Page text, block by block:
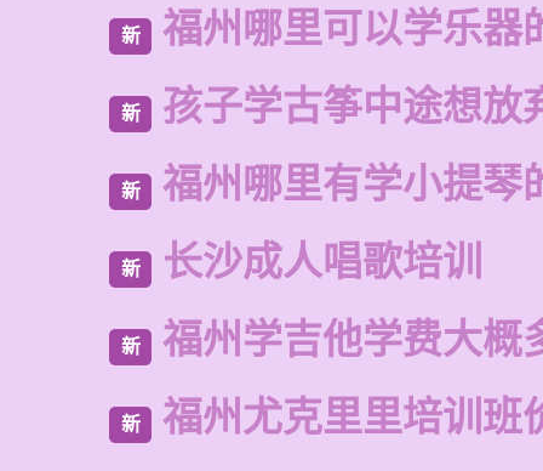
新 福州哪里可以学乐器
新 孩子学古筝中途想放
新 福州哪里有学小提琴
新 长沙成人唱歌培训
新 福州学吉他学费大概
新 福州尤克里里培训班